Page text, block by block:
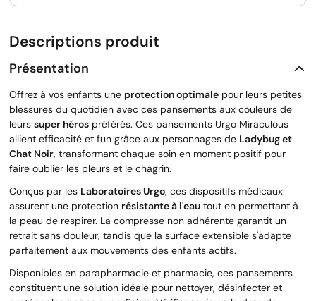
Descriptions produit
Présentation
Offrez à vos enfants une protection optimale pour leurs petites
blessures du quotidien avec ces pansements aux couleurs de
leurs super héros préférés. Ces pansements Urgo Miraculous
allient efficacité et fun grâce aux personnages de Ladybug et
Chat Noir, transformant chaque soin en moment positif pour
faire oublier les pleurs et le chagrin.
Conçus par les Laboratoires Urgo, ces dispositifs médicaux
assurent une protection résistante à l'eau tout en permettant à
la peau de respirer. La compresse non adhérente garantit un
retrait sans douleur, tandis que la surface extensible s'adapte
parfaitement aux mouvements des enfants actifs.
Disponibles en parapharmacie et pharmacie, ces pansements
constituent une solution idéale pour nettoyer, désinfecter et